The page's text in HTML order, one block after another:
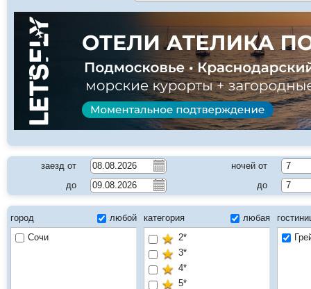
заезд от ночей от
7
до
до 7
город
любой
Сочи
категория
любая
2*
3*
4*
5*